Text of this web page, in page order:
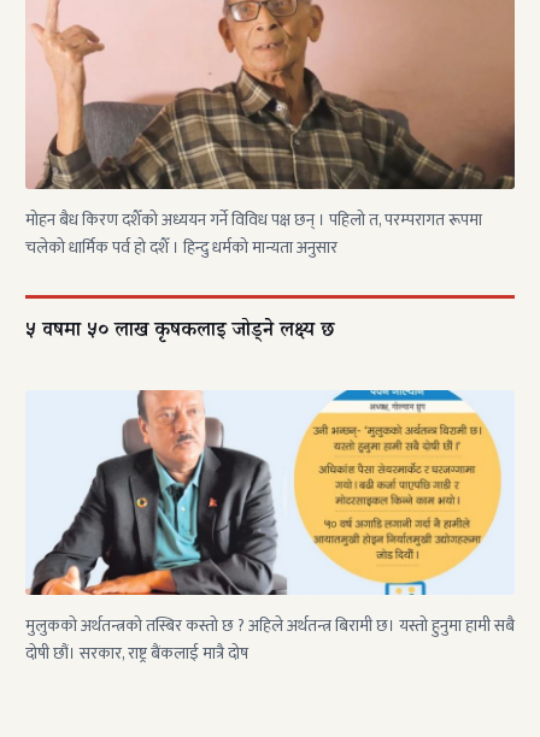
मोहन बैध किरण द शैँको अध्ययन गर्ने विविध पक्ष छन् । पहिलो त, परम्परागत रूपमा
चलेको धार्मिक पर्व हो दशैँ । हिन्दु धर्मको मान्यता अनुसार
५ वर्षमा ५० लाख कृषकलाई जोड्ने लक्ष्य छ
मुलुकको अर्थतन्त्रको तस्बिर कस्तो छ ? अहिले अर्थतन्त्र बिरामी छ। यस्तो हुनुमा हामी सबै
दोषी छौं। सरकार, राष्ट्र बैंकलाई मात्रै दोष